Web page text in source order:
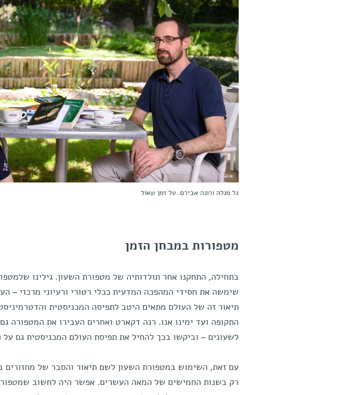
גל מנלה ורונה אבירם. על זמן שאול
מטפורות במבחן הזמן
תיאור זה של העולם מתאים היטב לתפיסה המכניסטית
התקופה ועד ימינו אנו. רנה דקארט ואחרים העבירו את המטפורה
לשעונים – וביקשו בכך להחיל את תפיסת העולם המכניסטית גם על
עם זאת, השימוש במטפורת השעון לשם תיאור והסבר של מחזורים
רק בשנות החמישים של המאה העשרים. אפשר היה לחשוב